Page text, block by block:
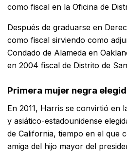
como fiscal en la Oficina de
Después de graduarse en
como fiscal sirviendo como
Condado de Alameda en
en 2004 fiscal de Distrito de
Primera mujer negra
En 2011, Harris se convirtió en
y asiático-estadounidense
de California, tiempo en el que
amiga del hijo mayor del